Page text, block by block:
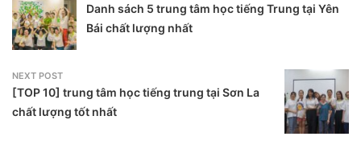
Danh sách 5 trung tâm học tiếng Trung tại Yên
Bái chất lượng nhất
NEXT POST
[TOP 10] trung tâm học tiếng trung tại Sơn La
chất lượng tốt nhất